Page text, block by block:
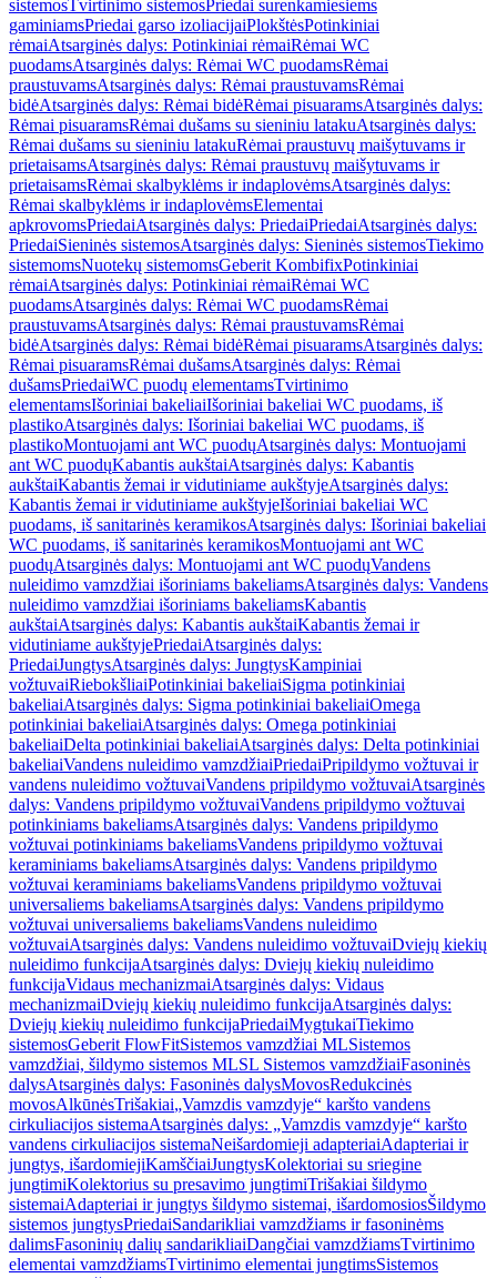
sistemosTvirtinimo sistemosPriedai surenkamiesiems
gaminiamsPriedai garso izoliacijaiPlokštėsPotinkiniai
rėmaiAtsarginės dalys: Potinkiniai rėmaiRėmai WC
puodamsAtsarginės dalys: Rėmai WC puodamsRėmai
praustuvamsAtsarginės dalys: Rėmai praustuvamsRėmai
bidėAtsarginės dalys: Rėmai bidėRėmai pisuaramsAtsarginės dalys:
Rėmai pisuaramsRėmai dušams su sieniniu latakuAtsarginės dalys:
Rėmai dušams su sieniniu latakuRėmai praustuvų maišytuvams ir
prietaisamsAtsarginės dalys: Rėmai praustuvų maišytuvams ir
prietaisamsRėmai skalbyklėms ir indaplovėmsAtsarginės dalys:
Rėmai skalbyklėms ir indaplovėmsElementai
apkrovomsPriedaiAtsarginės dalys: PriedaiPriedaiAtsarginės dalys:
PriedaiSieninės sistemosAtsarginės dalys: Sieninės sistemosTiekimo
sistemomsNuotekų sistemomsGeberit KombifixPotinkiniai
rėmaiAtsarginės dalys: Potinkiniai rėmaiRėmai WC
puodamsAtsarginės dalys: Rėmai WC puodamsRėmai
praustuvamsAtsarginės dalys: Rėmai praustuvamsRėmai
bidėAtsarginės dalys: Rėmai bidėRėmai pisuaramsAtsarginės dalys:
Rėmai pisuaramsRėmai dušamsAtsarginės dalys: Rėmai
dušamsPriedaiWC puodų elementamsTvirtinimo
elementamsIšoriniai bakeliaiIšoriniai bakeliai WC puodams, iš
plastikoAtsarginės dalys: Išoriniai bakeliai WC puodams, iš
plastikoMontuojami ant WC puodųAtsarginės dalys: Montuojami
ant WC puodųKabantis aukštaiAtsarginės dalys: Kabantis
aukštaiKabantis žemai ir vidutiniame aukštyjeAtsarginės dalys:
Kabantis žemai ir vidutiniame aukštyjeIšoriniai bakeliai WC
puodams, iš sanitarinės keramikosAtsarginės dalys: Išoriniai bakeliai
WC puodams, iš sanitarinės keramikosMontuojami ant WC
puodųAtsarginės dalys: Montuojami ant WC puodųVandens
nuleidimo vamzdžiai išoriniams bakeliamsAtsarginės dalys: Vandens
nuleidimo vamzdžiai išoriniams bakeliamsKabantis
aukštaiAtsarginės dalys: Kabantis aukštaiKabantis žemai ir
vidutiniame aukštyjePriedaiAtsarginės dalys:
PriedaiJungtysAtsarginės dalys: JungtysKampiniai
vožtuvaiRiebokšliaiPotinkiniai bakeliaiSigma potinkiniai
bakeliaiAtsarginės dalys: Sigma potinkiniai bakeliaiOmega
potinkiniai bakeliaiAtsarginės dalys: Omega potinkiniai
bakeliaiDelta potinkiniai bakeliaiAtsarginės dalys: Delta potinkiniai
bakeliaiVandens nuleidimo vamzdžiaiPriedaiPripildymo vožtuvai ir
vandens nuleidimo vožtuvaiVandens pripildymo vožtuvaiAtsarginės
dalys: Vandens pripildymo vožtuvaiVandens pripildymo vožtuvai
potinkiniams bakeliamsAtsarginės dalys: Vandens pripildymo
vožtuvai potinkiniams bakeliamsVandens pripildymo vožtuvai
keraminiams bakeliamsAtsarginės dalys: Vandens pripildymo
vožtuvai keraminiams bakeliamsVandens pripildymo vožtuvai
universaliems bakeliamsAtsarginės dalys: Vandens pripildymo
vožtuvai universaliems bakeliamsVandens nuleidimo
vožtuvaiAtsarginės dalys: Vandens nuleidimo vožtuvaiDviejų kiekių
nuleidimo funkcijaAtsarginės dalys: Dviejų kiekių nuleidimo
funkcijaVidaus mechanizmaiAtsarginės dalys: Vidaus
mechanizmaiDviejų kiekių nuleidimo funkcijaAtsarginės dalys:
Dviejų kiekių nuleidimo funkcijaPriedaiMygtukaiTiekimo
sistemosGeberit FlowFitSistemos vamzdžiai MLSistemos
vamzdžiai, šildymo sistemos MLSL Sistemos vamzdžiaiFasoninės
dalysAtsarginės dalys: Fasoninės dalysMovosRedukcinės
movosAlkūnėsTrišakiai„Vamzdis vamzdyje“ karšto vandens
cirkuliacijos sistemaAtsarginės dalys: „Vamzdis vamzdyje“ karšto
vandens cirkuliacijos sistemaNeišardomieji adapteriaiAdapteriai ir
jungtys, išardomiejiKamščiaiJungtysKolektoriai su sriegine
jungtimiKolektorius su presavimo jungtimiTrišakiai šildymo
sistemaiAdapteriai ir jungtys šildymo sistemai, išardomosiosŠildymo
sistemos jungtysPriedaiSandarikliai vamzdžiams ir fasoninėms
dalimsFasoninių dalių sandarikliaiDangčiai vamzdžiamsTvirtinimo
elementai vamzdžiamsTvirtinimo elementai jungtimsSistemos